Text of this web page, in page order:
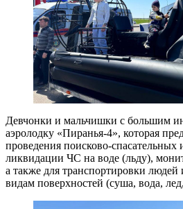
Девчонки и мальчишки с большим
аэролодку «Пиранья-4», которая
проведения поисково-спасательных
ликвидации ЧС на воде (льду),
а также для транспортировки
видам поверхностей (суша, вода,